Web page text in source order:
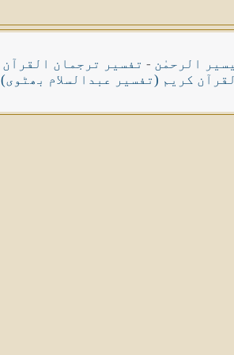
الرحمٰن - تفسیر ترجمان القرآن
کریم (تفسیر عبدالسلام بھٹوی)